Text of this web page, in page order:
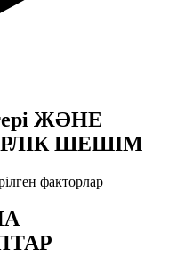
ЖӘНЕ
ШЕШІМ
факторлар